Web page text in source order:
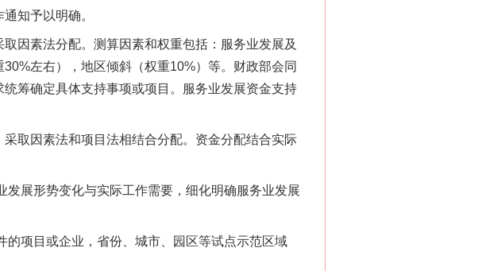
知予以明确。
素法分配。测算因素和权重包括：服务业发展及
左右），地区倾斜（权重10%）等。财政部会同
筹确定具体支持事项或项目。服务业发展资金支持
取因素法和项目法相结合分配。资金分配结合实际
展形势变化与实际工作需要，细化明确服务业发展
项目或企业，省份、城市、园区等试点示范区域